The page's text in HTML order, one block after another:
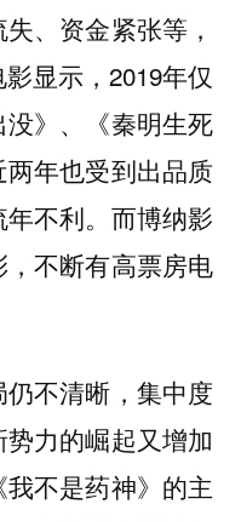
、资金紧张等，
显示，2019年仅
》、《秦明生死
年也受到出品质
不利。而博纳影
不断有高票房电
不清晰，集中度
力的崛起又增加
不是药神》的主